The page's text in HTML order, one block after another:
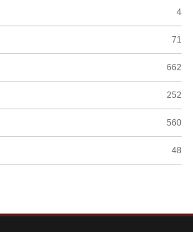
4
71
662
252
560
48